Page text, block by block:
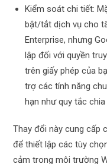
Kiểm soát chi tiết:
bật/tắt dịch vụ cho
Enterprise, nhưng
lập đối với quyền
trên giấy phép của
trợ các tính năng
hạn như quy tắc
Thay đổi này cung cấp
để thiết lập các tùy
cảm trong môi trường